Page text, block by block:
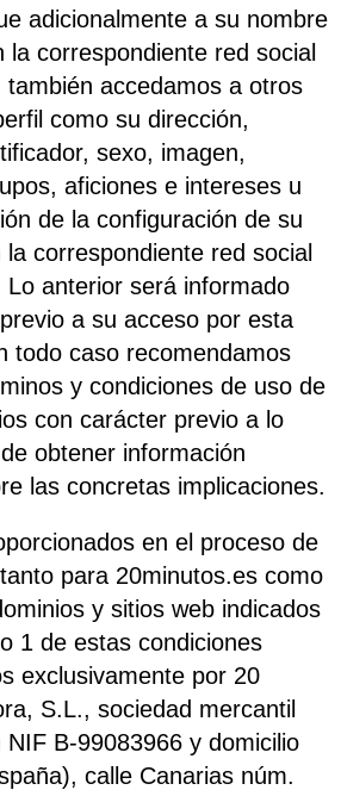
adicionalmente a su nombre
la correspondiente red social
accedamos a otros
como su dirección,
sexo, imagen,
aficiones e intereses u
de la configuración de su
la correspondiente red social
anterior será informado
a su acceso por esta
todo caso recomendamos
y condiciones de uso de
con carácter previo a lo
obtener información
las concretas implicaciones.
en el proceso de
para 20minutos.es como
y sitios web indicados
1 de estas condiciones
exclusivamente por 20
S.L., sociedad mercantil
NIF B-99083966 y domicilio
calle Canarias núm.